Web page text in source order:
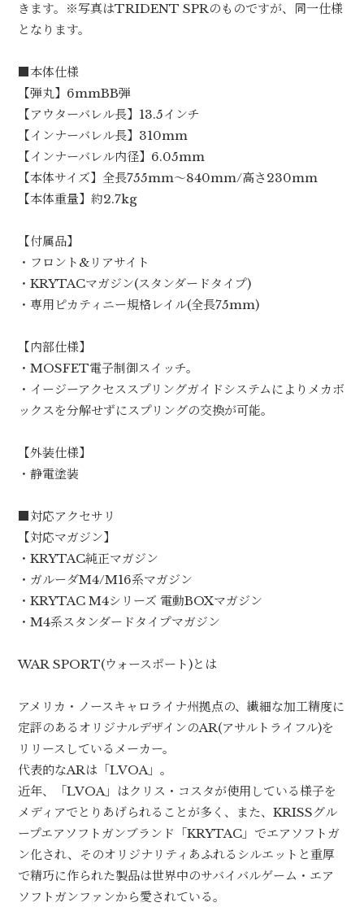
きます。※写真はTRIDENT SPRのものですが、同一仕様
となります。
■本体仕様
【弾丸】6mmBB弾
【アウターバレル長】13.5インチ
【インナーバレル長】310mm
【インナーバレル内径】6.05mm
【本体サイズ】全長755mm〜840mm/高さ230mm
【本体重量】約2.7kg
【付属品】
・フロント&リアサイト
・KRYTACマガジン(スタンダードタイプ)
・専用ピカティニー規格レイル(全長75mm)
【内部仕様】
・MOSFET電子制御スイッチ。
・イージーアクセススプリングガイドシステムによりメカボ
ックスを分解せずにスプリングの交換が可能。
【外装仕様】
・静電塗装
■対応アクセサリ
【対応マガジン】
・KRYTAC純正マガジン
・ガルーダM4/M16系マガジン
・KRYTAC M4シリーズ 電動BOXマガジン
・M4系スタンダードタイプマガジン
WAR SPORT(ウォースポート)とは
アメリカ・ノースキャロライナ州拠点の、繊細な加工精度に
定評のあるオリジナルデザインのAR(アサルトライフル)を
リリースしているメーカー。
代表的なARは「LVOA」。
近年、「LVOA」はクリス・コスタが使用している様子を
メディアでとりあげられることが多く、また、KRISSグル
ープエアソフトガンブランド「KRYTAC」でエアソフトガ
ン化され、そのオリジナリティあふれるシルエットと重厚
で精巧に作られた製品は世界中のサバイバルゲーム・エア
ソフトガンファンから愛されている。